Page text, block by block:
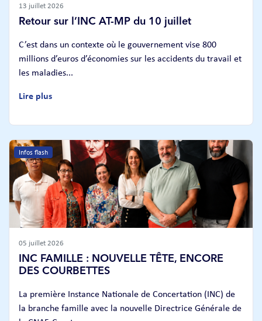
13 juillet 2026
Retour sur l’INC AT-MP du 10 juillet
C’est dans un contexte où le gouvernement vise 800
millions d’euros d’économies sur les accidents du travail et
les maladies...
Lire plus
Infos flash
05 juillet 2026
INC FAMILLE : NOUVELLE TÊTE, ENCORE
DES COURBETTES
La première Instance Nationale de Concertation (INC) de
la branche famille avec la nouvelle Directrice Générale de